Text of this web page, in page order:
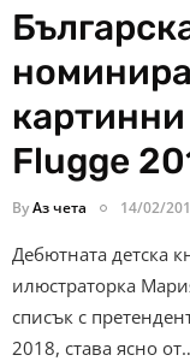
Flugge
ByАз чета 14/02/
Дебютната детска
илюстраторка
списък с
2018, става ясно